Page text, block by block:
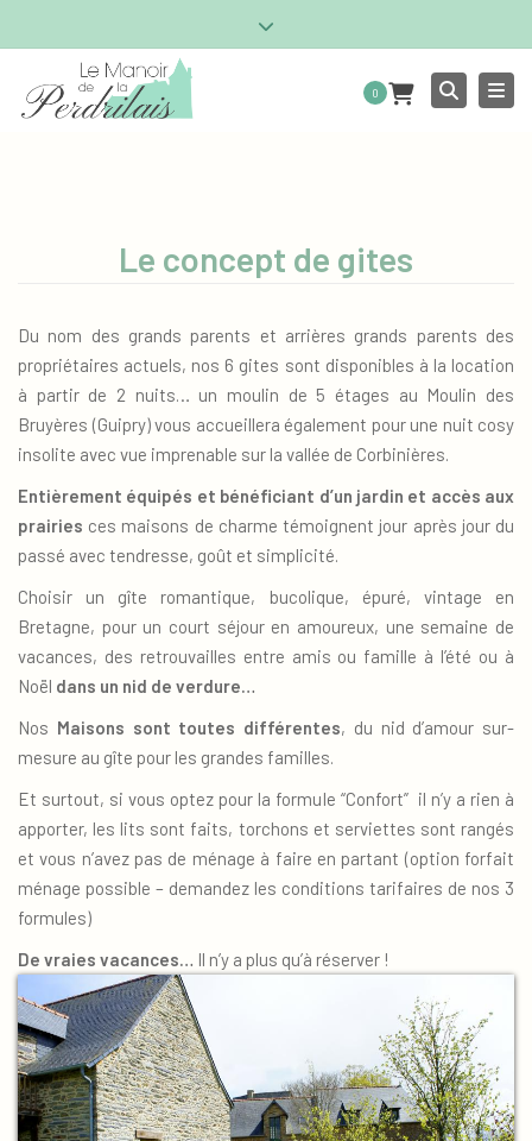
Tél: 02 99 92 17 44
Réduction sur les réservations de 7 jours minimum
Fermer la barre supérieure
0
Le concept de gites
Du nom des grands parents et arrières grands parents des
propriétaires actuels, nos 6 gites sont disponibles à la location
à partir de 2 nuits… un moulin de 5 étages au Moulin des
Bruyères (Guipry) vous accueillera également pour une nuit cosy
insolite avec vue imprenable sur la vallée de Corbinières.
Entièrement équipés et bénéficiant d’un jardin et accès aux
prairies ces maisons de charme témoignent jour après jour du
passé avec tendresse, goût et simplicité.
Choisir un gîte romantique, bucolique, épuré, vintage en
Bretagne, pour un court séjour en amoureux, une semaine de
vacances, des retrouvailles entre amis ou famille à l’été ou à
Noël dans un nid de verdure…
Nos Maisons sont toutes différentes, du nid d’amour sur-
mesure au gîte pour les grandes familles.
Et surtout, si vous optez pour la formule “Confort” il n’y a rien à
apporter, les lits sont faits, torchons et serviettes sont rangés
et vous n’avez pas de ménage à faire en partant (option forfait
ménage possible – demandez les conditions tarifaires de nos 3
formules)
De vraies vacances… Il n’y a plus qu’à réserver !